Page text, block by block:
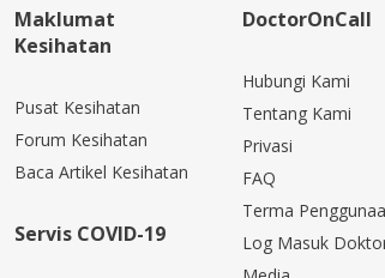
Maklumat
Kesihatan
Pusat Kesihatan
Forum Kesihatan
Baca Artikel Kesihatan
Servis COVID-19
DoctorOnCall
Hubungi Kami
Tentang Kami
Privasi
FAQ
Terma
Log Masuk